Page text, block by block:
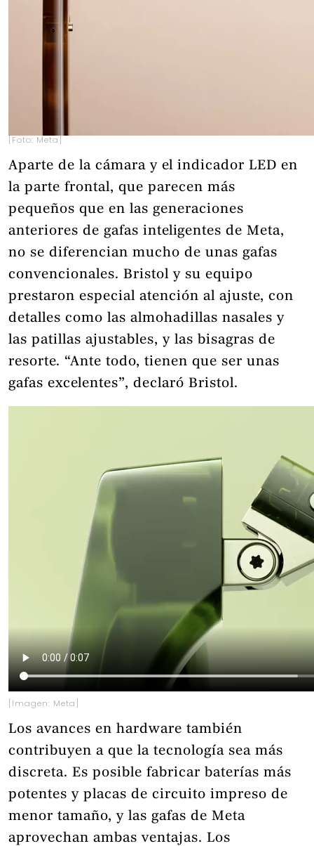
[Foto: Meta]
Aparte de la cámara y el indicador LED en
la parte frontal, que parecen más
pequeños que en las generaciones
anteriores de gafas inteligentes de Meta,
no se diferencian mucho de unas gafas
convencionales. Bristol y su equipo
prestaron especial atención al ajuste, con
detalles como las almohadillas nasales y
las patillas ajustables, y las bisagras de
resorte. “Ante todo, tienen que ser unas
gafas excelentes”, declaró Bristol.
[Imagen: Meta]
Los avances en hardware también
contribuyen a que la tecnología sea más
discreta. Es posible fabricar baterías más
potentes y placas de circuito impreso de
menor tamaño, y las gafas de Meta
aprovechan ambas ventajas. Los